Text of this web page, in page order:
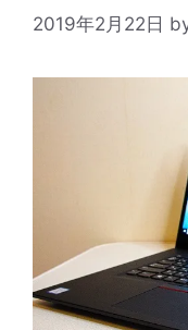
2019年2月22日